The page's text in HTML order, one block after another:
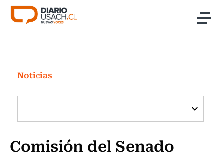
Click acá para ir directamente al contenido
Investigación
Cultura
Programas Radio y TV Usach
Noticias
Comisión del Senado